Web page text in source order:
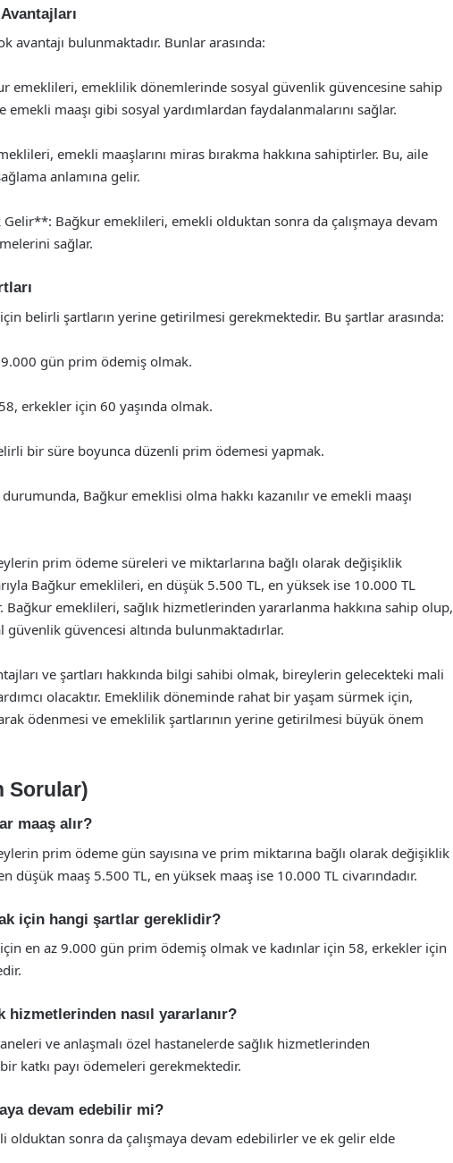
avantajı bulunmaktadır. Bunlar arasında:
emeklileri, emeklilik dönemlerinde sosyal güvenlik güvencesine sahip
maaşı gibi sosyal yardımlardan faydalanmalarını sağlar.
emekli maaşlarını miras bırakma hakkına sahiptirler. Bu, aile
anlamına gelir.
Bağkur emeklileri, emekli olduktan sonra da çalışmaya devam
sağlar.
belirli şartların yerine getirilmesi gerekmektedir. Bu şartlar arasında:
9.000 gün prim ödemiş olmak.
erkekler için 60 yaşında olmak.
bir süre boyunca düzenli prim ödemesi yapmak.
Bağkur emeklisi olma hakkı kazanılır ve emekli maaşı
prim ödeme süreleri ve miktarlarına bağlı olarak değişiklik
Bağkur emeklileri, en düşük 5.500 TL, en yüksek ise 10.000 TL
Bağkur emeklileri, sağlık hizmetlerinden yararlanma hakkına sahip olup,
güvencesi altında bulunmaktadırlar.
ve şartları hakkında bilgi sahibi olmak, bireylerin gelecekteki mali
olacaktır. Emeklilik döneminde rahat bir yaşam sürmek için,
ödenmesi ve emeklilik şartlarının yerine getirilmesi büyük önem
Sorular)
maaş alır?
prim ödeme gün sayısına ve prim miktarına bağlı olarak değişiklik
düşük maaş 5.500 TL, en yüksek maaş ise 10.000 TL civarındadır.
için hangi şartlar gereklidir?
en az 9.000 gün prim ödemiş olmak ve kadınlar için 58, erkekler için
hizmetlerinden nasıl yararlanır?
ve anlaşmalı özel hastanelerde sağlık hizmetlerinden
katkı payı ödemeleri gerekmektedir.
devam edebilir mi?
olduktan sonra da çalışmaya devam edebilirler ve ek gelir elde